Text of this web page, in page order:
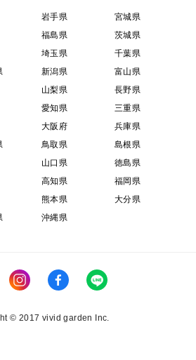
岩手県
宮城県
福島県
茨城県
埼玉県
千葉県
新潟県
富山県
山梨県
長野県
愛知県
三重県
大阪府
兵庫県
鳥取県
島根県
山口県
徳島県
高知県
福岡県
熊本県
大分県
沖縄県
© 2017 vivid garden Inc.